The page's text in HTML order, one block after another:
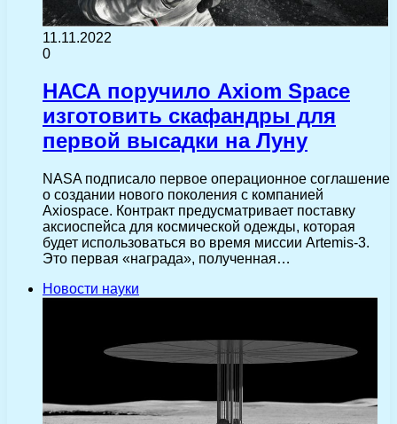
11.11.2022
0
НАСА поручило Axiom Space
изготовить скафандры для
первой высадки на Луну
NASA подписало первое операционное соглашение
о создании нового поколения с компанией
Axiospace. Контракт предусматривает поставку
аксиоспейса для космической одежды, которая
будет использоваться во время миссии Artemis-3.
Это первая «награда», полученная…
Новости науки